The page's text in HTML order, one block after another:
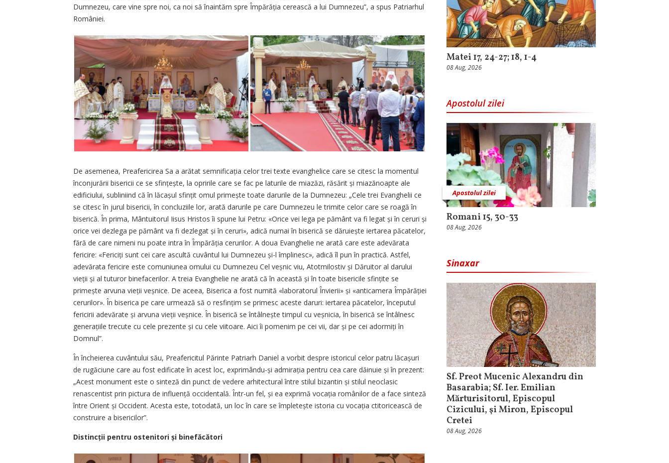
Dumnezeu, care vine spre noi, ca noi să înaintăm spre Împărăția cerească a lui Dumnezeu”, a spus Patriarhul
României.
De asemenea, Preafericirea Sa a arătat semnificația celor trei texte evanghelice care se citesc la momentul
înconjurării bisericii ce se sfințește, la opririle care se fac pe laturile de miazăzi, răsărit și miazănoapte ale
edificiului, subliniind că în lăcașul sfințit omul primește toate darurile de la Dumnezeu: „Cele trei Evanghelii ce
se citesc în jurul bisericii, în concluziile lor, arată darurile pe care Dumnezeu le trimite celor care se roagă în
biserică. În prima, Mântuitorul Iisus Hristos îi spune lui Petru: «Orice vei lega pe pământ va fi legat și în ceruri și
orice vei dezlega pe pământ va fi dezlegat și în ceruri», adică numai în biserică se dăruiește iertarea păcatelor,
fără de care nimeni nu poate intra în Împărăția cerurilor. A doua Evanghelie ne arată care este adevărata
fericire: «Fericiți sunt cei care ascultă cuvântul lui Dumnezeu și-l împlinesc», adică îl pun în practică. Astfel,
adevărata fericire este comuniunea omului cu Dumnezeu Cel veșnic viu, Atotmilostiv și Dăruitor al darului
vieții și al tuturor binefacerilor. A treia Evanghelie ne arată că în această și în toate bisericile sfințite se
primește arvuna vieții veșnice. De aceea, Biserica a fost numită «laboratorul Învierii» și «anticamera Împărăției
cerurilor». În biserica pe care urmează să o resfințim se primesc aceste daruri: iertarea păcatelor, începutul
fericirii adevărate și arvuna vieții veșnice. În biserică se întâlnește timpul cu veșnicia, în biserică se întâlnesc
generațiile trecute cu cele prezente și cu cele viitoare. Aici îi pomenim pe cei vii, dar și pe cei adormiți în
Domnul”.
În încheierea cuvântului său, Preafericitul Părinte Patriarh Daniel a vorbit despre istoricul celor patru lăcașuri
de rugăciune care au fost edificate în acest loc, exprimându-și admirația pentru cea care dăinuie și în prezent:
„Acest monument este o sinteză din punct de vedere arhitectural între stilul bizantin și stilul neoclasic
renascentist prin pictura de influență occidentală. Într-un fel, și ea exprimă vocația românilor de a face sinteză
între Orient și Occident. Acesta este, totodată, un loc în care se împletește istoria cu vocația ctitoricească de
construire a bisericilor”.
Distincții pentru ostenitori și binefăcători
Matei 17, 24-27; 18, 1-4
08 Aug, 2026
Apostolul zilei
Apostolul zilei
Romani 15, 30-33
08 Aug, 2026
Sinaxar
Sf. Preot Mucenic Alexandru din
Basarabia; Sf. Ier. Emilian
Mărturisitorul, Episcopul
Cizicului, şi Miron, Episcopul
Cretei
08 Aug, 2026